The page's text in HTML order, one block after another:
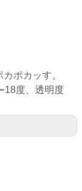
ポカッす。
18度、透明度